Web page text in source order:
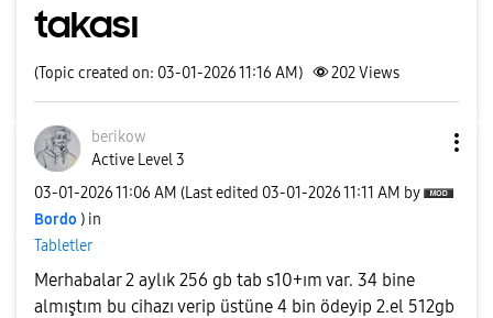
takası
(Topic created on: 03-01-2026 11:16 AM) 202Views
berikow
Active Level 3
‎03-01-202611:06 AM (Last edited ‎03-01-202611:11 AM by
Bordo ) in
Tabletler
Merhabalar 2 aylık 256 gb tab s10+ım var. 34 bine
almıştım bu cihazı verip üstüne 4 bin ödeyip 2.el 512gb